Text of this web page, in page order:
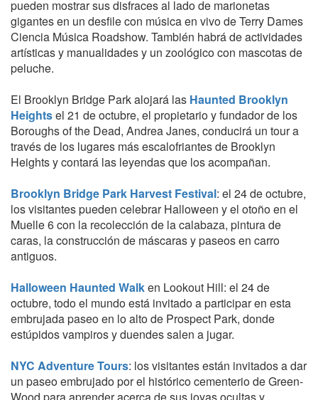
pueden mostrar sus disfraces al lado de marionetas
gigantes en un desfile con música en vivo de Terry Dames
Ciencia Música Roadshow. También habrá de actividades
artísticas y manualidades y un zoológico con mascotas de
peluche.
El Brooklyn Bridge Park alojará las Haunted Brooklyn
Heightsel 21 de octubre, el propietario y fundador de los
Boroughs of the Dead, Andrea Janes, conducirá un tour a
través de los lugares más escalofriantes de Brooklyn
Heights y contará las leyendas que los acompañan.
Brooklyn Bridge Park Harvest Festival: el 24 de octubre,
los visitantes pueden celebrar Halloween y el otoño en el
Muelle 6 con la recolección de la calabaza, pintura de
caras, la construcción de máscaras y paseos en carro
antiguos.
Halloween Haunted Walken Lookout Hill: el 24 de
octubre, todo el mundo está invitado a participar en esta
embrujada paseo en lo alto de Prospect Park, donde
estúpidos vampiros y duendes salen a jugar.
NYC Adventure Tours: los visitantes están invitados a dar
un paseo embrujado por el histórico cementerio de Green-
Wood para aprender acerca de sus joyas ocultas y